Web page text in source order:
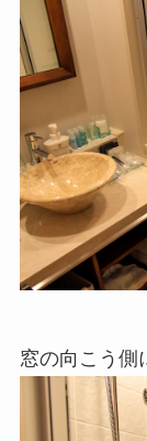
窓の向こう側